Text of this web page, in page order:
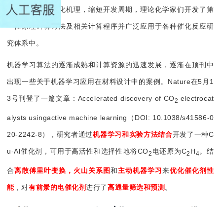
了进一步解释催化机理，缩短开发周期，理论化学家们开发了第
一性原理计算方法及相关计算程序并广泛应用于各种催化反应研
究体系中。
机器学习算法的逐渐成熟和计算资源的迅速发展，逐渐在顶刊中
出现一些关于机器学习应用在材料设计中的案例。 Nature在5月1
3号刊登了一篇文章：Accelerated discovery of CO2 electrocat
alysts usingactive machine learning（DOI: 10.1038/s41586-0
20-2242-8）， 研究者通过机器学习和实验方法结合开发了一种C
u-Al催化剂，可用于高活性和选择性地将CO2 电还原为C2 H4。结
合离散傅里叶变换，火山关系图和主动机器学习来优化催化剂性
能，对有前景的电催化剂进行了高通量筛选和预测 。